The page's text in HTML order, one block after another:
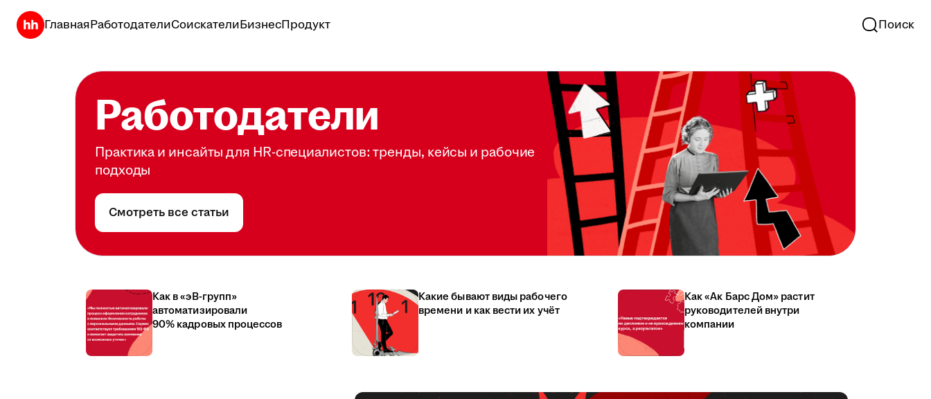
ГлавнаяРаботодателиСоискателиБизнесПродукт Поиск
Работодатели
Практика и инсайты для HR-специалистов: тренды, кейсы и рабочие
подходы
Смотреть все статьи
Как в «эВ-групп»
автоматизировали
90% кадровых процессов
Какие бывают виды рабочего
времени и как вести их учёт
Как «Ак Барс Дом» растит
руководителей внутри
компании